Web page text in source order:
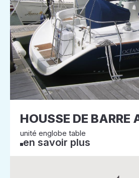
HOUSSE DE BARRE
unité englobe table
en savoir plus